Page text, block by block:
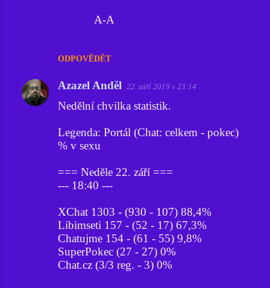
ODPOVĚDĚT
A-A
Azazel Anděl 22. září 2019 v 23:14
Nedělní chvilka statistik.
Legenda: Portál (Chat: celkem - pokec)
% v sexu
=== Neděle 22. září ===
--- 18:40 ---
XChat 1303 - (930 - 107) 88,4%
Libimseti 157 - (52 - 17) 67,3%
Chatujme 154 - (61 - 55) 9,8%
SuperPokec (27 - 27) 0%
Chat.cz (3/3 reg. - 3) 0%